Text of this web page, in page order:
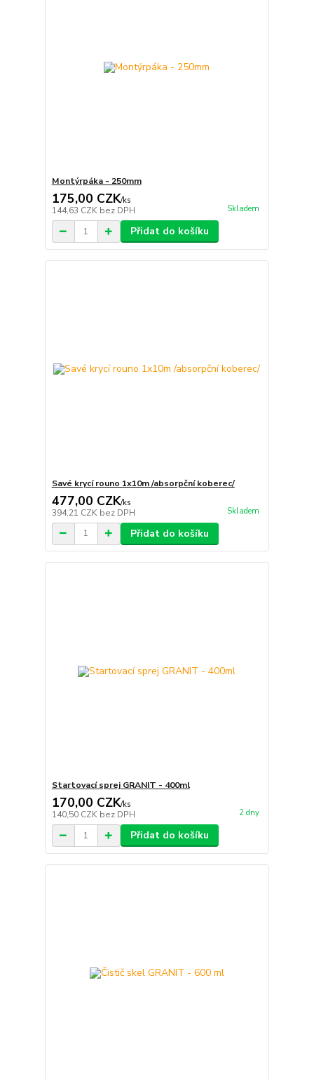
Montýrpáka - 250mm
175,00 CZK/ks
144,63 CZK bez DPH Skladem
Přidat do košíku
Savé krycí rouno 1x10m /absorpční koberec/
477,00 CZK/ks
394,21 CZK bez DPH Skladem
Přidat do košíku
Startovací sprej GRANIT - 400ml
170,00 CZK/ks
140,50 CZK bez DPH 2 dny
Přidat do košíku